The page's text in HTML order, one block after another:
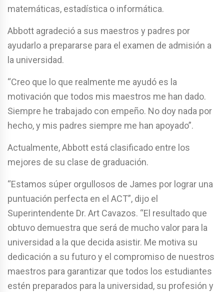
matemáticas, estadística o informática.
Abbott agradeció a sus maestros y padres por
ayudarlo a prepararse para el examen de admisión a
la universidad.
“Creo que lo que realmente me ayudó es la
motivación que todos mis maestros me han dado.
Siempre he trabajado con empeño. No doy nada por
hecho, y mis padres siempre me han apoyado”.
Actualmente, Abbott está clasificado entre los
mejores de su clase de graduación.
“Estamos súper orgullosos de James por lograr una
puntuación perfecta en el ACT”, dijo el
Superintendente Dr. Art Cavazos. “El resultado que
obtuvo demuestra que será de mucho valor para la
universidad a la que decida asistir. Me motiva su
dedicación a su futuro y el compromiso de nuestros
maestros para garantizar que todos los estudiantes
estén preparados para la universidad, su profesión y